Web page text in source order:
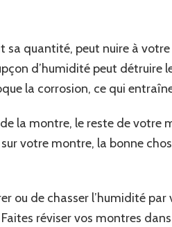
sa quantité, peut nuire à
d’humidité peut
la corrosion, ce qui
la montre, le reste de votre
votre montre, la bonne
ou de chasser l’humidité
réviser vos montres